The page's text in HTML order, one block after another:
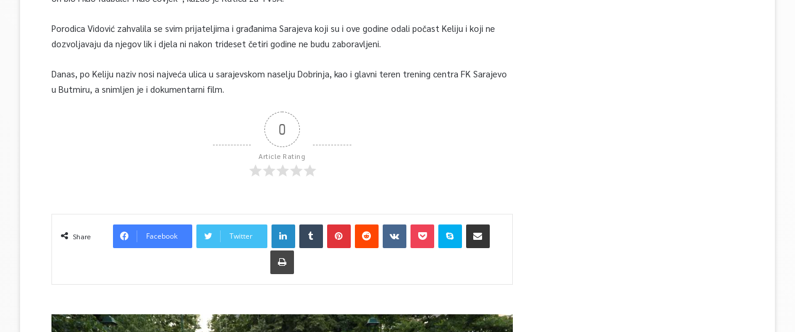
Porodica Vidović zahvalila se svim prijateljima i građanima Sarajeva koji su i ove godine odali počast Keliju i koji ne
dozvoljavaju da njegov lik i djela ni nakon trideset četiri godine ne budu zaboravljeni.
Danas, po Keliju naziv nosi najveća ulica u sarajevskom naselju Dobrinja, kao i glavni teren trening centra FK Sarajevo
u Butmiru, a snimljen je i dokumentarni film.
0
Article Rating
Share Facebook Twitter